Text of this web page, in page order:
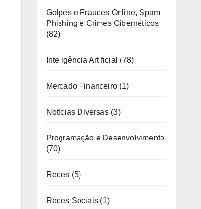
Golpes e Fraudes Online, Spam,
Phishing e Crimes Cibernéticos
(82)
Inteligência Artificial (78)
Mercado Financeiro (1)
Notícias Diversas(3)
Programação e Desenvolvimento
(70)
Redes (5)
Redes Sociais (1)